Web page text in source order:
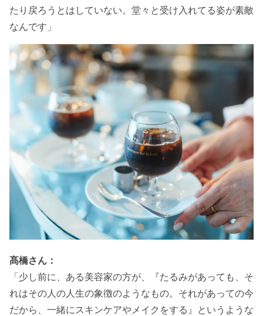
たり戻ろうとはしていない。堂々と受け入れてる姿が素敵
なんです」
髙橋さん：
「少し前に、ある美容家の方が、『たるみがあっても、そ
れはその人の人生の象徴のようなもの。それがあっての今
だから、一緒にスキンケアやメイクをする』というような